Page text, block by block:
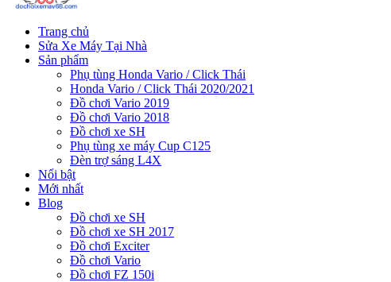
Trang chủ
Sửa Xe Máy Tại Nhà
Sản phẩm
Phụ tùng Honda Vario / Click Thái
Honda Vario / Click Thái 2020/2021
Đồ chơi Vario 2019
Đồ chơi Vario 2018
Đồ chơi xe SH
Phụ tùng xe máy Cup C125
Đèn trợ sáng L4X
Nổi bật
Mới nhất
Blog
Đồ chơi xe SH
Đồ chơi xe SH 2017
Đồ chơi Exciter
Đồ chơi Vario
Đồ chơi FZ 150i